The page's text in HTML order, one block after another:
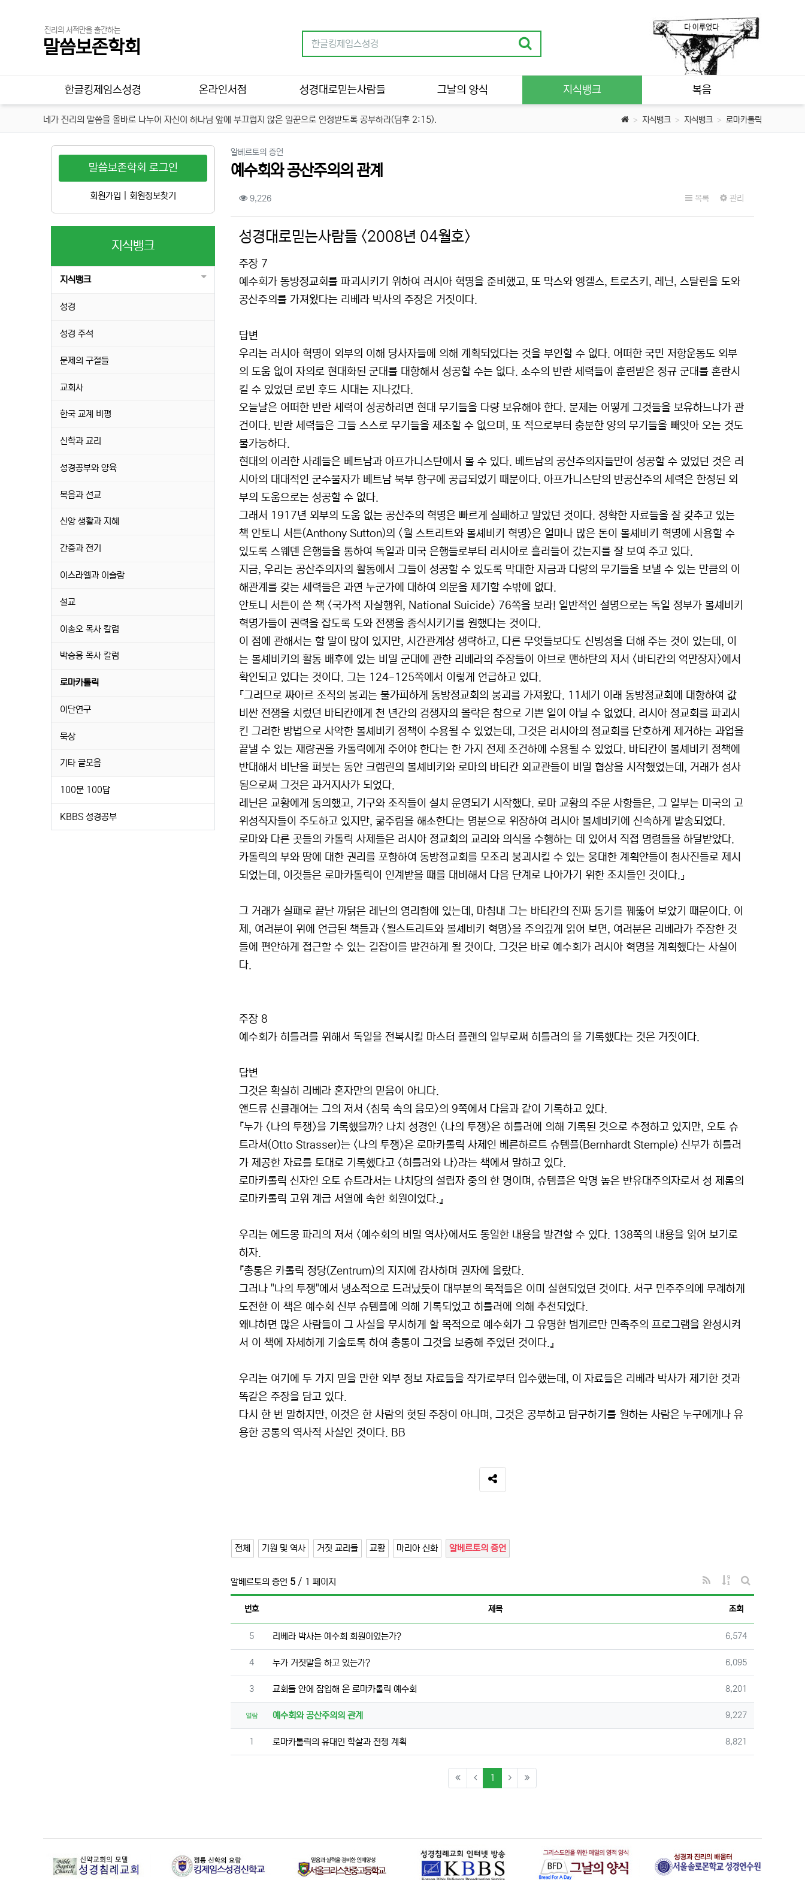
진리의 서적만을 출간하는
말씀보존학회
한글킹제임스성경 온라인서점 성경대로믿는사람들 그날의 양식 지식뱅크 복음
네가 진리의 말씀을 올바로 나누어 자신이 하나님 앞에 부끄럽지 않은 일꾼으로 인정받도록 공부하라(딤후 2:15). 지식뱅크 지식뱅크 로마카톨릭
알베르토의 증언
예수회와 공산주의의 관계
컨텐츠 정보
9,226조회 목록 관리
성경대로믿는사람들 <2008년 04월호>
주장 7
예수회가 동방정교회를 파괴시키기 위하여 러시아 혁명을 준비했고, 또 막스와 엥겔스, 트로츠키, 레닌, 스탈린을 도와
공산주의를 가져왔다는 리베라 박사의 주장은 거짓이다.
답변
우리는 러시아 혁명이 외부의 이해 당사자들에 의해 계획되었다는 것을 부인할 수 없다. 어떠한 국민 저항운동도 외부
의 도움 없이 자의로 현대화된 군대를 대항해서 성공할 수는 없다. 소수의 반란 세력들이 훈련받은 정규 군대를 혼란시
킬 수 있었던 로빈 후드 시대는 지나갔다.
오늘날은 어떠한 반란 세력이 성공하려면 현대 무기들을 다량 보유해야 한다. 문제는 어떻게 그것들을 보유하느냐가 관
건이다. 반란 세력들은 그들 스스로 무기들을 제조할 수 없으며, 또 적으로부터 충분한 양의 무기들을 빼앗아 오는 것도
불가능하다.
현대의 이러한 사례들은 베트남과 아프가니스탄에서 볼 수 있다. 베트남의 공산주의자들만이 성공할 수 있었던 것은 러
시아의 대대적인 군수물자가 베트남 북부 항구에 공급되었기 때문이다. 아프가니스탄의 반공산주의 세력은 한정된 외
부의 도움으로는 성공할 수 없다.
그래서 1917년 외부의 도움 없는 공산주의 혁명은 빠르게 실패하고 말았던 것이다. 정확한 자료들을 잘 갖추고 있는
책 안토니 서튼(Anthony Sutton)의 <월 스트리트와 볼셰비키 혁명>은 얼마나 많은 돈이 볼셰비키 혁명에 사용할 수
있도록 스웨덴 은행들을 통하여 독일과 미국 은행들로부터 러시아로 흘러들어 갔는지를 잘 보여 주고 있다.
지금, 우리는 공산주의자의 활동에서 그들이 성공할 수 있도록 막대한 자금과 다량의 무기들을 보낼 수 있는 만큼의 이
해관계를 갖는 세력들은 과연 누군가에 대하여 의문을 제기할 수밖에 없다.
안토니 서튼이 쓴 책 <국가적 자살행위, National Suicide> 76쪽을 보라! 일반적인 설명으로는 독일 정부가 볼셰비키
혁명가들이 권력을 잡도록 도와 전쟁을 종식시키기를 원했다는 것이다.
이 점에 관해서는 할 말이 많이 있지만, 시간관계상 생략하고, 다른 무엇들보다도 신빙성을 더해 주는 것이 있는데, 이
는 볼셰비키의 활동 배후에 있는 비밀 군대에 관한 리베라의 주장들이 아브로 맨하탄의 저서 <바티칸의 억만장자>에서
확인되고 있다는 것이다. 그는 124-125쪽에서 이렇게 언급하고 있다.
『그러므로 짜아르 조직의 붕괴는 불가피하게 동방정교회의 붕괴를 가져왔다. 11세기 이래 동방정교회에 대항하여 값
비싼 전쟁을 치렀던 바티칸에게 천 년간의 경쟁자의 몰락은 참으로 기쁜 일이 아닐 수 없었다. 러시아 정교회를 파괴시
킨 그러한 방법으로 사악한 볼셰비키 정책이 수용될 수 있었는데, 그것은 러시아의 정교회를 단호하게 제거하는 과업을
끝낼 수 있는 재량권을 카톨릭에게 주어야 한다는 한 가지 전제 조건하에 수용될 수 있었다. 바티칸이 볼셰비키 정책에
반대해서 비난을 퍼붓는 동안 크렘린의 볼셰비키와 로마의 바티칸 외교관들이 비밀 협상을 시작했었는데, 거래가 성사
됨으로써 그것은 과거지사가 되었다.
레닌은 교황에게 동의했고, 기구와 조직들이 설치 운영되기 시작했다. 로마 교황의 주문 사항들은, 그 일부는 미국의 고
위성직자들이 주도하고 있지만, 굶주림을 해소한다는 명분으로 위장하여 러시아 볼셰비키에 신속하게 발송되었다.
로마와 다른 곳들의 카톨릭 사제들은 러시아 정교회의 교리와 의식을 수행하는 데 있어서 직접 명령들을 하달받았다.
카톨릭의 부와 땅에 대한 권리를 포함하여 동방정교회를 모조리 붕괴시킬 수 있는 웅대한 계획안들이 청사진들로 제시
되었는데, 이것들은 로마카톨릭이 인계받을 때를 대비해서 다음 단계로 나아가기 위한 조치들인 것이다.』
그 거래가 실패로 끝난 까닭은 레닌의 영리함에 있는데, 마침내 그는 바티칸의 진짜 동기를 꿰뚫어 보았기 때문이다. 이
제, 여러분이 위에 언급된 책들과 <월스트리트와 볼셰비키 혁명>을 주의깊게 읽어 보면, 여러분은 리베라가 주장한 것
들에 편안하게 접근할 수 있는 길잡이를 발견하게 될 것이다. 그것은 바로 예수회가 러시아 혁명을 계획했다는 사실이
다.
주장 8
예수회가 히틀러를 위해서 독일을 전복시킬 마스터 플랜의 일부로써 히틀러의 을 기록했다는 것은 거짓이다.
답변
그것은 확실히 리베라 혼자만의 믿음이 아니다.
앤드류 신클래어는 그의 저서 <침묵 속의 음모>의 9쪽에서 다음과 같이 기록하고 있다.
『누가 <나의 투쟁>을 기록했을까? 나치 성경인 <나의 투쟁>은 히틀러에 의해 기록된 것으로 추정하고 있지만, 오토 슈
트라서(Otto Strasser)는 <나의 투쟁>은 로마카톨릭 사제인 베른하르트 슈템플(Bernhardt Stemple) 신부가 히틀러
가 제공한 자료를 토대로 기록했다고 <히틀러와 나>라는 책에서 말하고 있다.
로마카톨릭 신자인 오토 슈트라서는 나치당의 설립자 중의 한 명이며, 슈템플은 악명 높은 반유대주의자로서 성 제롬의
로마카톨릭 고위 계급 서열에 속한 회원이었다.』
우리는 에드몽 파리의 저서 <예수회의 비밀 역사>에서도 동일한 내용을 발견할 수 있다. 138쪽의 내용을 읽어 보기로
하자.
『총통은 카톨릭 정당(Zentrum)의 지지에 감사하며 권자에 올랐다.
그러나 "나의 투쟁"에서 냉소적으로 드러났듯이 대부분의 목적들은 이미 실현되었던 것이다. 서구 민주주의에 무례하게
도전한 이 책은 예수회 신부 슈템플에 의해 기록되었고 히틀러에 의해 추천되었다.
왜냐하면 많은 사람들이 그 사실을 무시하게 할 목적으로 예수회가 그 유명한 범게르만 민족주의 프로그램을 완성시켜
서 이 책에 자세하게 기술토록 하여 총통이 그것을 보증해 주었던 것이다.』
우리는 여기에 두 가지 믿을 만한 외부 정보 자료들을 작가로부터 입수했는데, 이 자료들은 리베라 박사가 제기한 것과
똑같은 주장을 담고 있다.
다시 한 번 말하지만, 이것은 한 사람의 헛된 주장이 아니며, 그것은 공부하고 탐구하기를 원하는 사람은 누구에게나 유
용한 공통의 역사적 사실인 것이다. BB
SNS 공유
전체 기원 및 역사 거짓 교리들 교황 마리아 신화 알베르토의 증언
알베르토의 증언 5 / 1 페이지 RSS
게시물 정렬
게시판 검색
번호
제목 조회
번호
5 리베라 박사는 예수회 회원이었는가? 조회
6,574
번호
4 누가 거짓말을 하고 있는가? 조회
6,095
번호
3 교회들 안에 잠입해 온 로마카톨릭 예수회 조회
8,201
열람 예수회와 공산주의의 관계 조회
9,227
번호
1 로마카톨릭의 유대인 학살과 전쟁 계획 조회
8,821
1 (current)
말씀보존학회 로그인
회원가입 회원정보찾기
지식뱅크
지식뱅크
성경
성경 주석
문제의 구절들
교회사
한국 교계 비평
신학과 교리
성경공부와 양육
복음과 선교
신앙 생활과 지혜
간증과 전기
이스라엘과 이슬람
설교
이송오 목사 칼럼
박승용 목사 칼럼
로마카톨릭
이단연구
묵상
기타 글모음
100문 100답
KBBS 성경공부